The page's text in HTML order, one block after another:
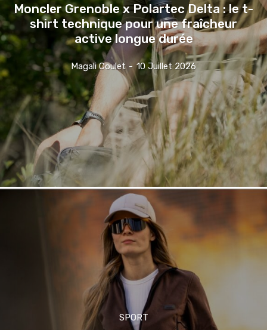
Moncler Grenoble x Polartec Delta : le t-
shirt technique pour une fraîcheur
active longue durée
Magali Coulet - 10 Juillet 2026
SPORT